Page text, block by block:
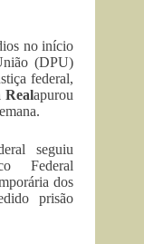
no início
(DPU)
federal,
Realapurou
seguiu
Federal
dos
prisão